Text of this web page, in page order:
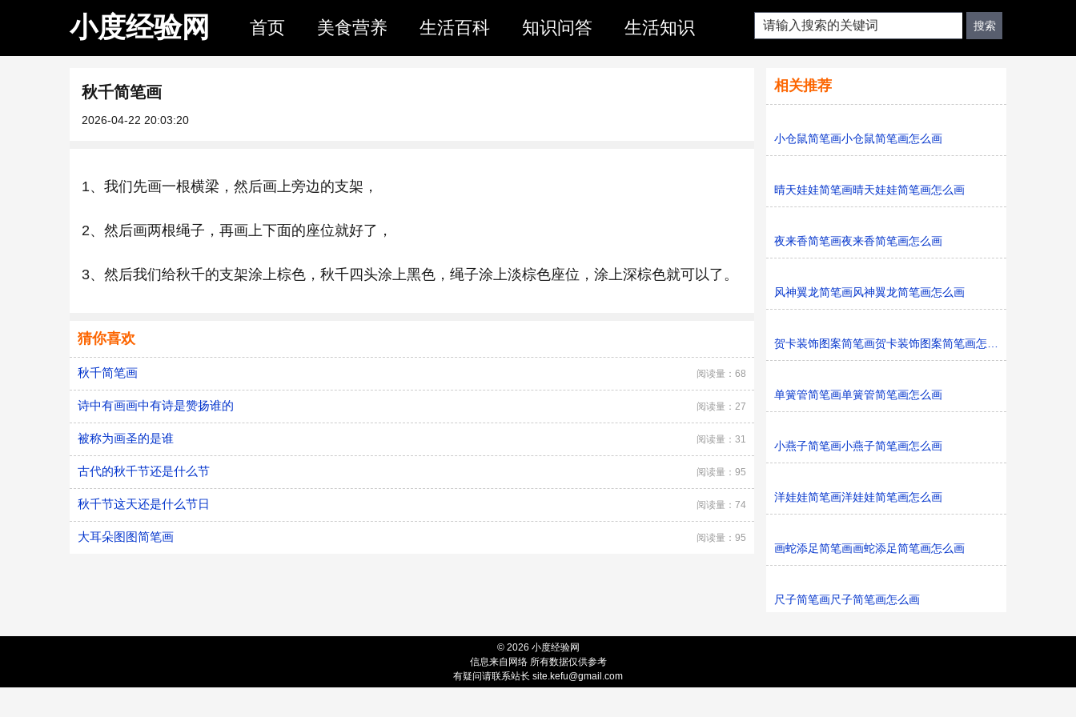
小度经验网 首页 美食营养 生活百科 知识问答 生活知识
秋千简笔画
2026-04-22 20:03:20
1、我们先画一根横梁，然后画上旁边的支架，
2、然后画两根绳子，再画上下面的座位就好了，
3、然后我们给秋千的支架涂上棕色，秋千四头涂上黑色，绳子涂上淡棕色座位，涂上深棕色就可以了。
猜你喜欢
秋千简笔画 阅读量：68
诗中有画画中有诗是赞扬谁的 阅读量：27
被称为画圣的是谁 阅读量：31
古代的秋千节还是什么节 阅读量：95
秋千节这天还是什么节日 阅读量：74
大耳朵图图简笔画 阅读量：95
相关推荐
小仓鼠简笔画小仓鼠简笔画怎么画
晴天娃娃简笔画晴天娃娃简笔画怎么画
夜来香简笔画夜来香简笔画怎么画
风神翼龙简笔画风神翼龙简笔画怎么画
贺卡装饰图案简笔画贺卡装饰图案简笔画怎么画
单簧管简笔画单簧管简笔画怎么画
小燕子简笔画小燕子简笔画怎么画
洋娃娃简笔画洋娃娃简笔画怎么画
画蛇添足简笔画画蛇添足简笔画怎么画
尺子简笔画尺子简笔画怎么画
© 2026 小度经验网
信息来自网络 所有数据仅供参考
有疑问请联系站长 site.kefu@gmail.com